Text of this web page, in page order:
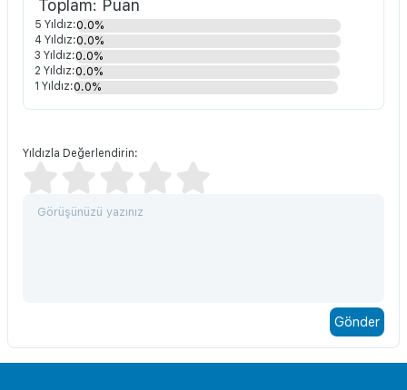
Toplam: Puan
5 Yıldız:0.0%
4 Yıldız:0.0%
3 Yıldız:0.0%
2 Yıldız:0.0%
1 Yıldız:0.0%
Yıldızla Değerlendirin: